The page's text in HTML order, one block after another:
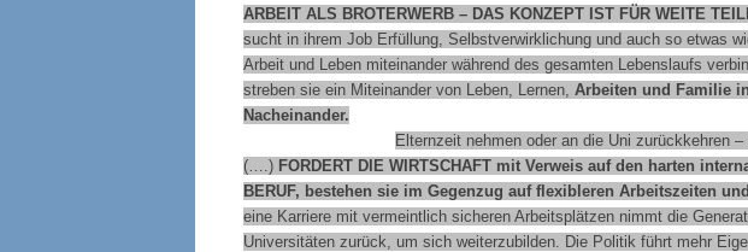
ARBEIT ALS BROTERWERB – DAS KONZEPT IST FÜR WEITE
sucht in ihrem Job Erfüllung, Selbstverwirklichung und auch so etwas
Arbeit und Leben miteinander während des gesamten Lebenslaufs
streben sie ein Miteinander von Leben, Lernen, Arbeiten und Familie
Nacheinander.
Elternzeit nehmen oder an die Uni zurückkehren
(….) FORDERT DIE WIRTSCHAFT mit Verweis auf den harten
BERUF, bestehen sie im Gegenzug auf flexibleren Arbeitszeiten
eine Karriere mit vermeintlich sicheren Arbeitsplätzen nimmt die
Universitäten zurück, um sich weiterzubilden. Die Politik führt mehr